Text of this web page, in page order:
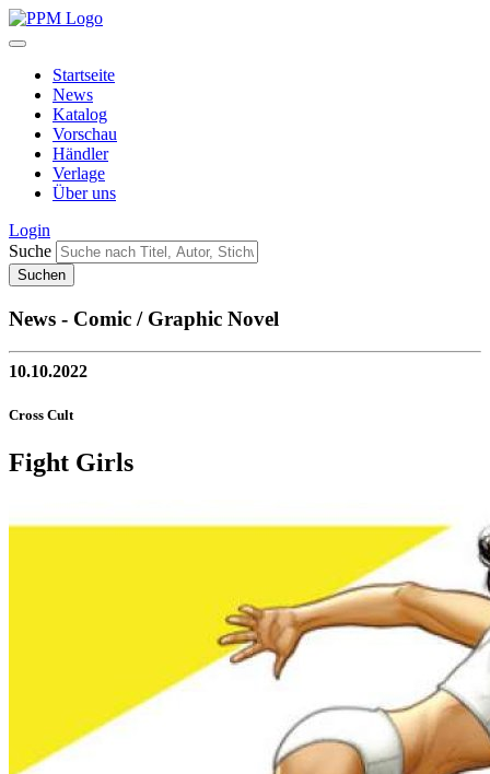
Startseite
News
Katalog
Vorschau
Händler
Verlage
Über uns
Login
Suche
News - Comic / Graphic Novel
10.10.2022
Cross Cult
Fight Girls